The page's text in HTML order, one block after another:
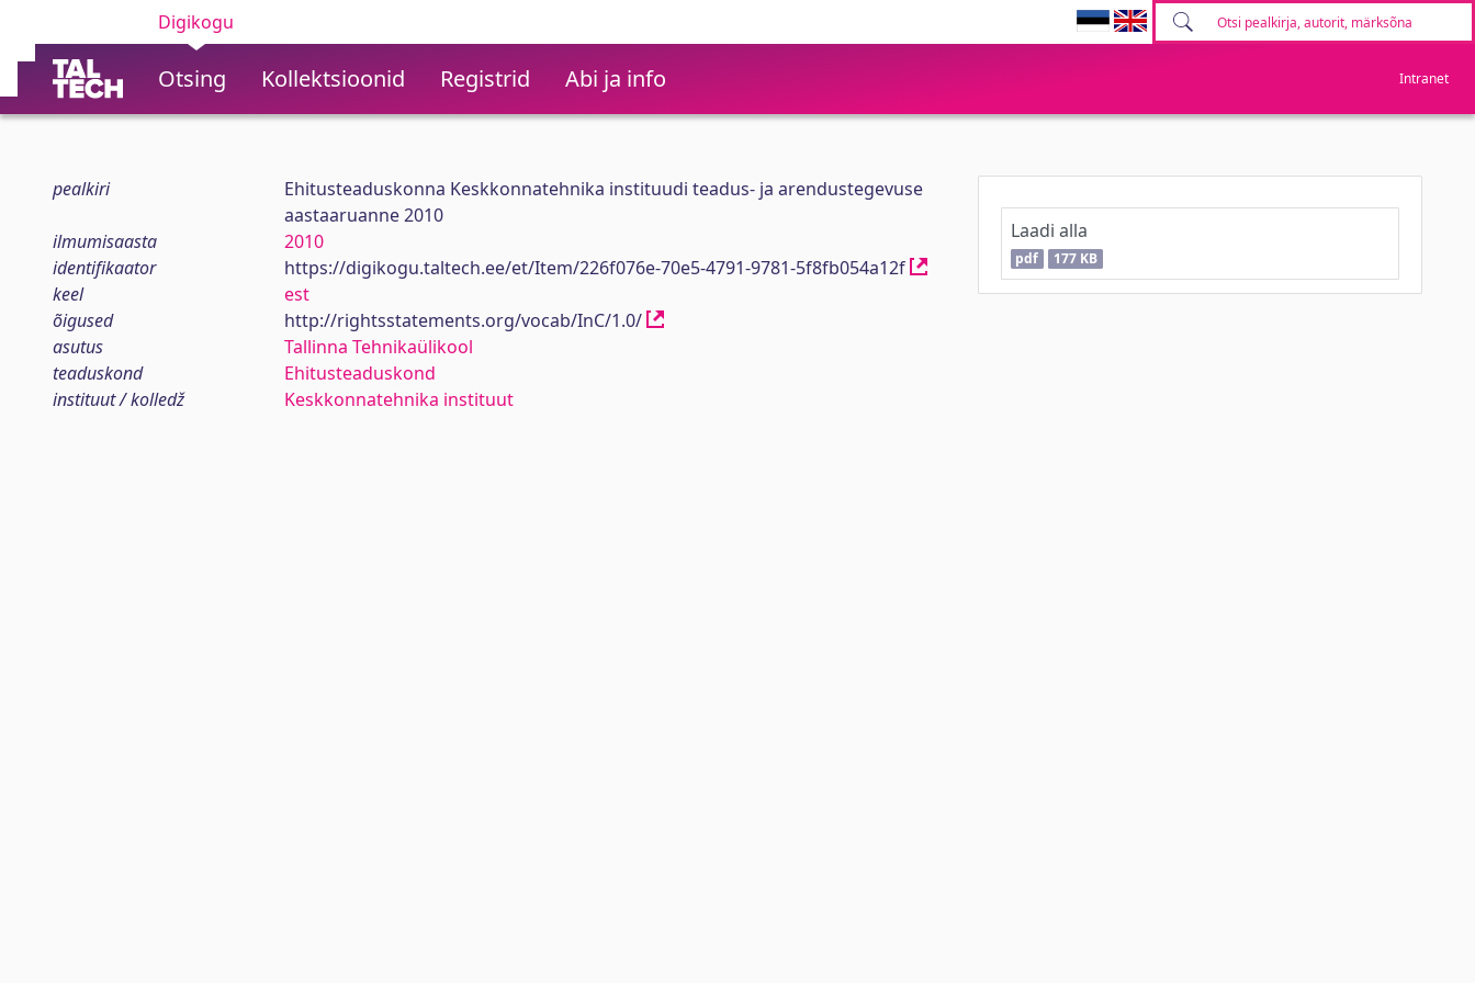
Digikogu
Otsing Kollektsioonid Registrid Abi ja info Intranet
pealkiri
Ehitusteaduskonna Keskkonnatehnika instituudi teadus- ja arendustegevuse
aastaaruanne 2010
ilmumisaasta
2010
identifikaator
https://digikogu.taltech.ee/et/Item/226f076e-70e5-4791-9781-5f8fb054a12f
keel
est
õigused
http://rightsstatements.org/vocab/InC/1.0/
asutus
Tallinna Tehnikaülikool
teaduskond
Ehitusteaduskond
instituut / kolledž
Keskkonnatehnika instituut
Laadi alla
pdf 177 KB